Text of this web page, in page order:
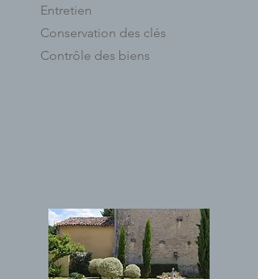
Entretien
Conservation des clés
Contrôle des biens